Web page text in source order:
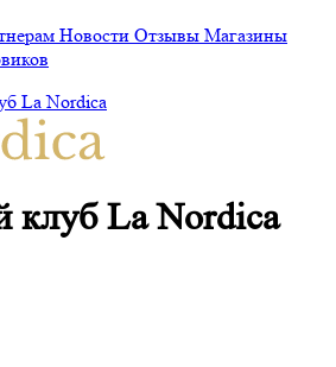
Новости Отзывы Магазины
La Nordica